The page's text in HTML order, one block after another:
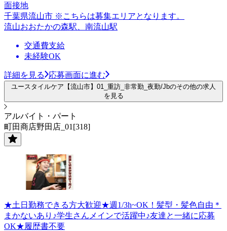
面接地
千葉県流山市 ※こちらは募集エリアとなります。
流山おおたかの森駅、南流山駅
交通費支給
未経験OK
詳細を見る 応募画面に進む
ユースタイルケア【流山市】01_重訪_非常勤_夜勤/Jbのその他の求人
を見る
アルバイト・パート
町田商店野田店_01[318]
★土日勤務できる方大歓迎★週1/3h~OK！髪型・髪色自由＊
まかないあり♪学生さんメインで活躍中♪友達と一緒に応募
OK★履歴書不要